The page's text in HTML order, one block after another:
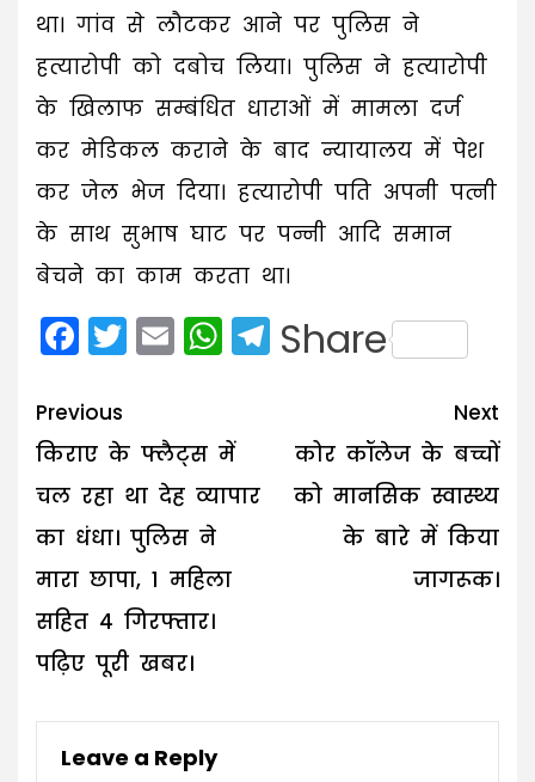
था। गांव से लौटकर आने पर पुलिस ने
हत्यारोपी को दबोच लिया। पुलिस ने हत्यारोपी
के खिलाफ सम्बंधित धाराओं में मामला दर्ज
कर मेडिकल कराने के बाद न्यायालय में पेश
कर जेल भेज दिया। हत्यारोपी पति अपनी पत्नी
के साथ सुभाष घाट पर पन्नी आदि समान
बेचने का काम करता था।
Facebook
Twitter
EmailWhatsApp
Telegram
Share
Post
navigation
Previous
किराए के फ्लैट्स में
चल रहा था देह व्यापार
का धंधा। पुलिस ने
मारा छापा, 1 महिला
सहित 4 गिरफ्तार।
पढ़िए पूरी खबर।
Next
कोर कॉलेज के बच्चों
को मानसिक स्वास्थ्य
के बारे में किया
जागरूक।
Leave a Reply